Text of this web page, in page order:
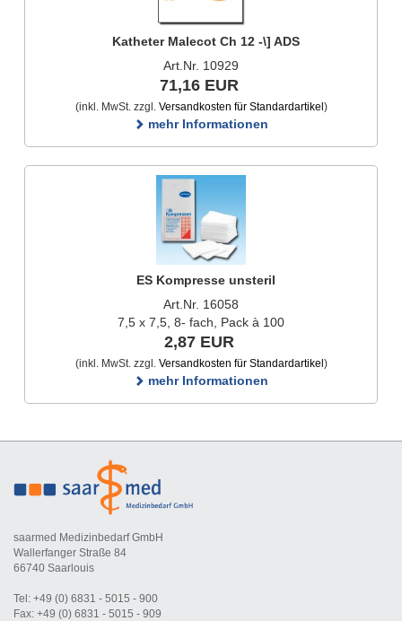
Katheter Malecot Ch 12 -\] ADS
Art.Nr. 10929
71,16 EUR
(inkl. MwSt. zzgl. Versandkosten für Standardartikel )
mehr Informationen
ES Kompresse unsteril
Art.Nr. 16058
7,5 x 7,5, 8- fach, Pack à 100
2,87 EUR
(inkl. MwSt. zzgl. Versandkosten für Standardartikel )
mehr Informationen
saarmed Medizinbedarf GmbH
Wallerfanger Straße 84
66740 Saarlouis
Tel: +49 (0) 6831 - 5015 - 900
Fax: +49 (0) 6831 - 5015 - 909